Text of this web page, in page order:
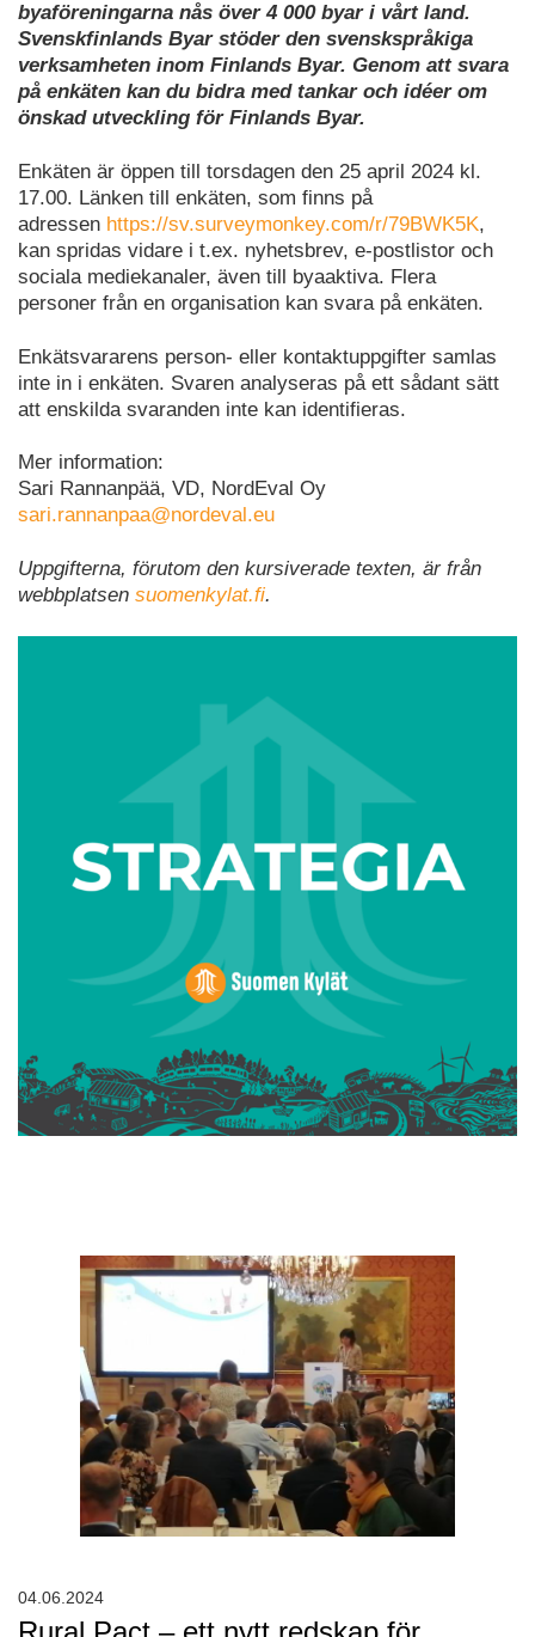
byaföreningarna nås över 4 000 byar i vårt land.
Svenskfinlands Byar stöder den svenskspråkiga
verksamheten inom Finlands Byar. Genom att svara
på enkäten kan du bidra med tankar och idéer om
önskad utveckling för Finlands Byar.
Enkäten är öppen till torsdagen den 25 april 2024 kl.
17.00. Länken till enkäten, som finns på
adressen https://sv.surveymonkey.com/r/79BWK5K,
kan spridas vidare i t.ex. nyhetsbrev, e-postlistor och
sociala mediekanaler, även till byaaktiva. Flera
personer från en organisation kan svara på enkäten.
Enkätsvararens person- eller kontaktuppgifter samlas
inte in i enkäten. Svaren analyseras på ett sådant sätt
att enskilda svaranden inte kan identifieras.
Mer information:
Sari Rannanpää, VD, NordEval Oy
sari.rannanpaa@nordeval.eu
Uppgifterna, förutom den kursiverade texten, är från
webbplatsen suomenkylat.fi.
04.06.2024